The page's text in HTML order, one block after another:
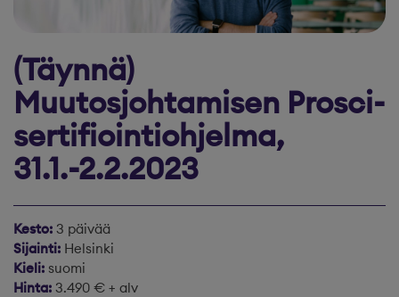
(Täynnä)
Muutosjohtamisen Prosci-
sertifiointiohjelma,
31.1.-2.2.2023
Kesto: 3 päivää
Sijainti: Helsinki
Kieli: suomi
Hinta: 3.490 € + alv